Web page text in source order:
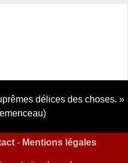
délices des choses.
- Mentions légales